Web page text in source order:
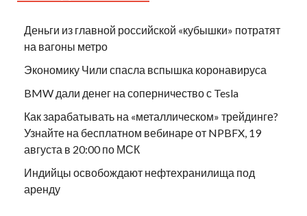
Деньги из главной российской «кубышки» потратят
на вагоны метро
Экономику Чили спасла вспышка коронавируса
BMW дали денег на соперничество с Tesla
Как зарабатывать на «металлическом» трейдинге?
Узнайте на бесплатном вебинаре от NPBFX, 19
августа в 20:00 по МСК
Индийцы освобождают нефтехранилища под
аренду